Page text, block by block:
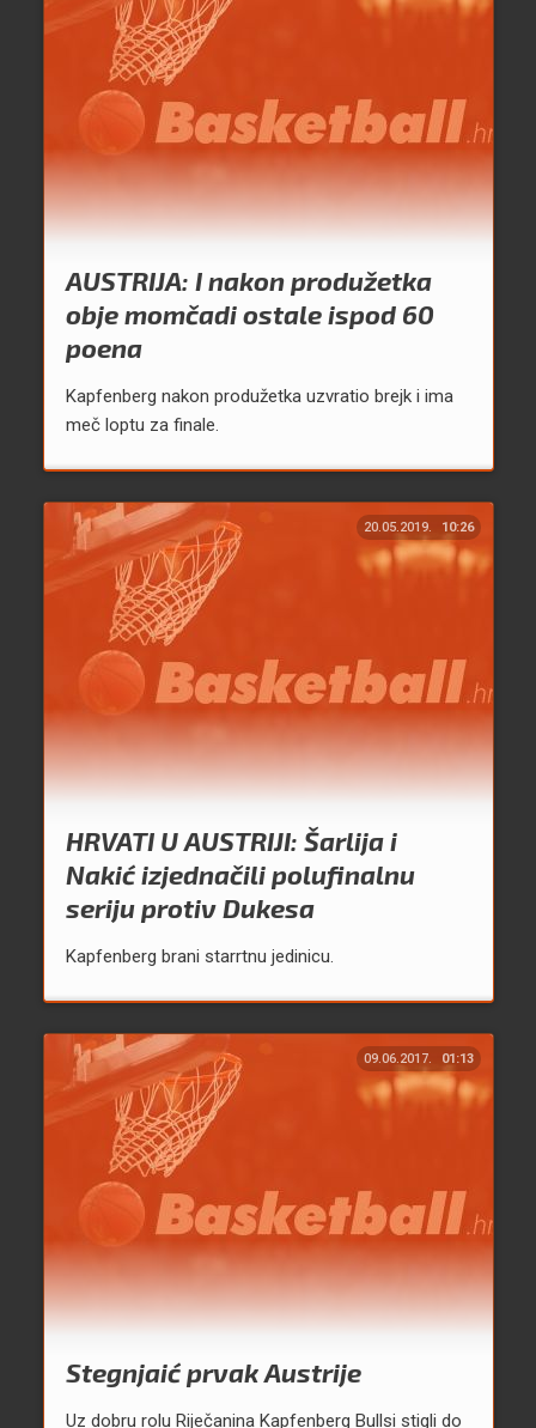
AUSTRIJA: I nakon produžetka
obje momčadi ostale ispod 60
poena
Kapfenberg nakon produžetka uzvratio brejk i ima
meč loptu za finale.
20.05.2019. 10:26
HRVATI U AUSTRIJI: Šarlija i
Nakić izjednačili polufinalnu
seriju protiv Dukesa
Kapfenberg brani starrtnu jedinicu.
09.06.2017. 01:13
Stegnjaić prvak Austrije
Uz dobru rolu Riječanina Kapfenberg Bullsi stigli do